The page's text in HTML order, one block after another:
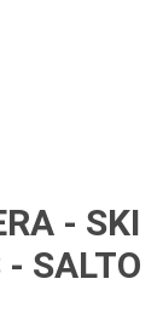
- SKI
SALTO